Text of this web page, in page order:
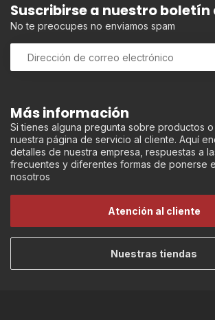
Más información
Si tienes alguna pregunta sobre productos
nuestra página de servicio al cliente. Aquí
detalles de nuestra empresa, respuestas a
frecuentes y diferentes formas de ponerse
nosotros
Atención al cliente
Nuestras tiendas
Suscribirse a nuestro
No te preocupes no enviamos spam